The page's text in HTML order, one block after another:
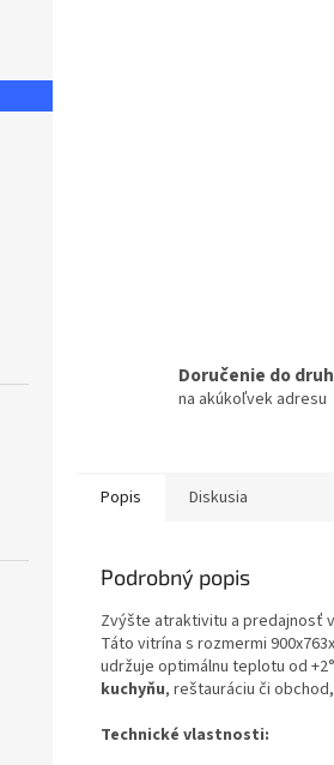
Doručenie do
na akúkoľvek adresu
Popis Diskusia
Podrobný popis
Zvýšte atraktivitu a predajnosť
Táto vitrína s rozmermi
udržuje optimálnu teplotu od
kuchyňu, reštauráciu či
Technické vlastnosti: